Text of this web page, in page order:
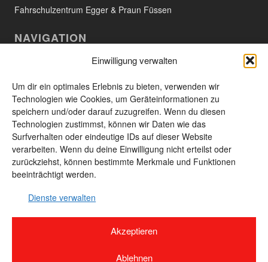
Einwilligung verwalten
Um dir ein optimales Erlebnis zu bieten, verwenden wir
Technologien wie Cookies, um Geräteinformationen zu
speichern und/oder darauf zuzugreifen. Wenn du diesen
Technologien zustimmst, können wir Daten wie das
Surfverhalten oder eindeutige IDs auf dieser Website
verarbeiten. Wenn du deine Einwilligung nicht erteilst oder
zurückziehst, können bestimmte Merkmale und Funktionen
beeinträchtigt werden.
Dienste verwalten
Akzeptieren
Ablehnen
Fahrschulzentrum Egger & Praun Füssen
NAVIGATION
Aktuelles
Das Unternehmen
Leistungen und Produkte
Unsere Produkte
Kontakt
Seitenübersicht
vorbehalten · Webdesign by